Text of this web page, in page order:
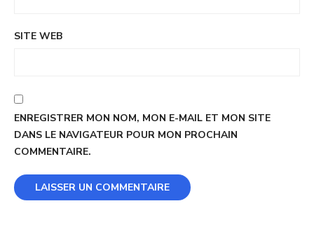
SITE WEB
ENREGISTRER MON NOM, MON E-MAIL ET MON SITE
DANS LE NAVIGATEUR POUR MON PROCHAIN
COMMENTAIRE.